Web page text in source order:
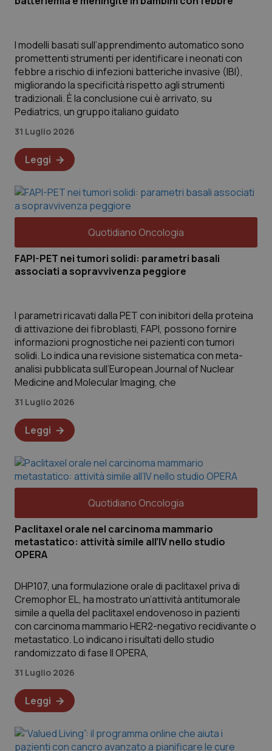
I modelli basati sull’apprendimento automatico sono
promettenti strumenti per identificare i neonati con
febbre a rischio di infezioni batteriche invasive (IBI),
migliorando la specificità rispetto agli strumenti
tradizionali. È la conclusione cui è arrivato, su
Pediatrics, un gruppo italiano guidato
31 Luglio 2026
Leggi
Quotidiano Oncologia
FAPI-PET nei tumori solidi: parametri basali
associati a sopravvivenza peggiore
I parametri ricavati dalla PET con inibitori della proteina
di attivazione dei fibroblasti, FAPI, possono fornire
informazioni prognostiche nei pazienti con tumori
solidi. Lo indica una revisione sistematica con meta-
analisi pubblicata sull’European Journal of Nuclear
Medicine and Molecular Imaging, che
31 Luglio 2026
Leggi
Quotidiano Oncologia
Paclitaxel orale nel carcinoma mammario
metastatico: attività simile all’IV nello studio
OPERA
DHP107, una formulazione orale di paclitaxel priva di
Cremophor EL, ha mostrato un’attività antitumorale
simile a quella del paclitaxel endovenoso in pazienti
con carcinoma mammario HER2-negativo recidivante o
metastatico. Lo indicano i risultati dello studio
randomizzato di fase II OPERA,
31 Luglio 2026
Leggi